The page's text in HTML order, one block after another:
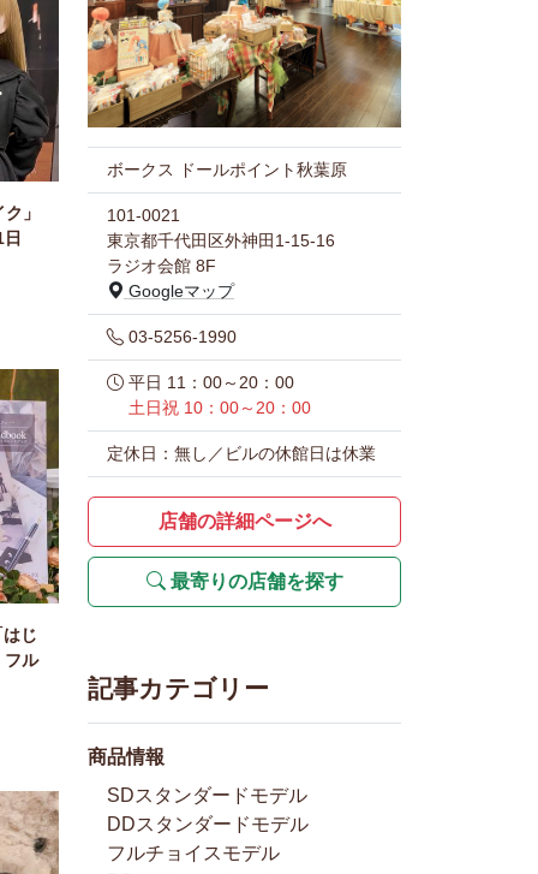
」
じ
フル
ボークス ドールポイント秋葉原
101-0021
東京都千代田区外神田1-15-16
ラジオ会館 8F
Googleマップ
03-5256-1990
平日 11：00～20：00
土日祝 10：00～20：00
定休日：無し／ビルの休館日は休業
店舗の詳細ページへ
最寄りの店舗を探す
記事カテゴリー
商品情報
SDスタンダードモデル
DDスタンダードモデル
フルチョイスモデル